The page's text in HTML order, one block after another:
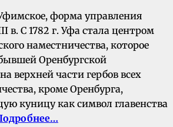
форма управления
в. С 1782 г. Уфа стала центром
наместничества, которое
Оренбургской
верхней части гербов всех
кроме Оренбурга,
куницу как символ главенства